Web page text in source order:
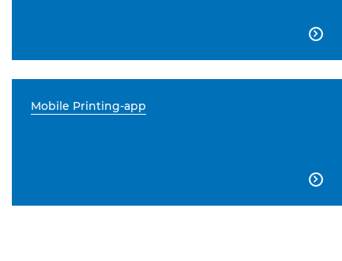

Mobile Printing-app
